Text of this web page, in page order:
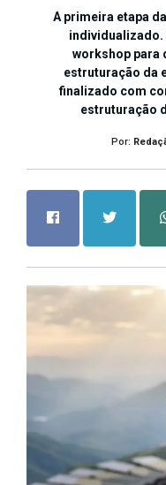
A primeira etapa
individualizado.
workshop para
estruturação da
finalizado com
estruturação
Por: